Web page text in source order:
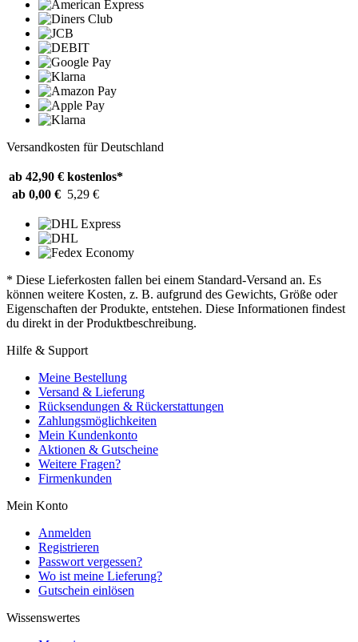
Versandkosten für Deutschland
ab 42,90 € kostenlos*
ab 0,00 € 5,29 €
* Diese Lieferkosten fallen bei einem Standard-Versand an. Es
können weitere Kosten, z. B. aufgrund des Gewichts, Größe oder
Eigenschaften der Produkte, entstehen. Diese Informationen findest
du direkt in der Produktbeschreibung.
Hilfe & Support
Meine Bestellung
Versand & Lieferung
Rücksendungen & Rückerstattungen
Zahlungsmöglichkeiten
Mein Kundenkonto
Aktionen & Gutscheine
Weitere Fragen?
Firmenkunden
Mein Konto
Anmelden
Registrieren
Passwort vergessen?
Wo ist meine Lieferung?
Gutschein einlösen
Wissenswertes